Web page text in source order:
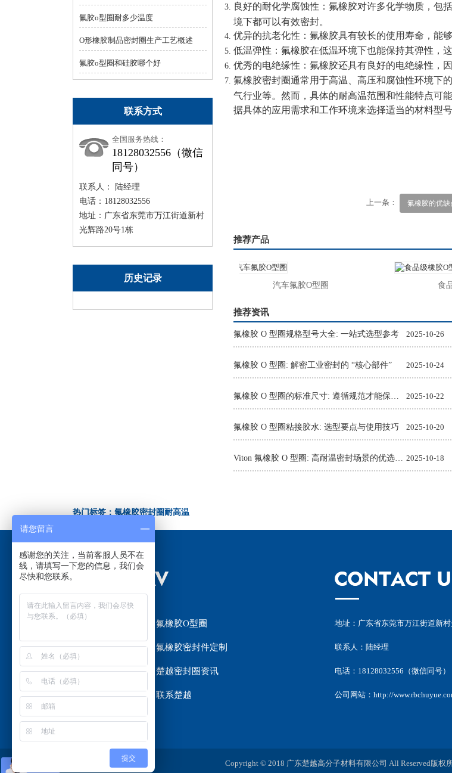
氟胶o型圈耐多少温度
O形橡胶制品密封圈生产工艺概述
氟胶o型圈和硅胶哪个好
联系方式
全国服务热线：
18128032556（微信
同号）
联系人： 陆经理
电话：18128032556
地址：广东省东莞市万江街道新村
光辉路20号1栋
历史记录
良好的耐化学腐蚀性：氟橡胶对许多化学物质，包
境下都可以有效密封。
优异的抗老化性：氟橡胶具有较长的使用寿命，能
低温弹性：氟橡胶在低温环境下也能保持其弹性，
优秀的电绝缘性：氟橡胶还具有良好的电绝缘性，
氟橡胶密封圈通常用于高温、高压和腐蚀性环境下
气行业等。然而，具体的耐高温范围和性能特点可
据具体的应用需求和工作环境来选择适当的材料型号
上一条： 氟橡胶的优缺
推荐产品
26氟硅橡胶O型密封圈 汽车氟胶O型圈 食品
推荐资讯
氟橡胶 O 型圈规格型号大全: 一站式选型参考 2025-10-26
氟橡胶 O 型圈: 解密工业密封的 “核心部件” 2025-10-24
氟橡胶 O 型圈的标准尺寸: 遵循规范才能保障密封效果 2025-10-22
氟橡胶 O 型圈粘接胶水: 选型要点与使用技巧 2025-10-20
Viton 氟橡胶 O 型圈: 高耐温密封场景的优选解决方案 2025-10-18
热门标签：氟橡胶密封圈耐高温
氟橡胶O型圈
氟橡胶密封圈 氟橡胶密封件定制
楚越密封圈选材 楚越密封圈资讯
关于楚越 联系楚越
地址：广东省东莞市万江街道新
联系人：陆经理
电话：18128032556（微信同号）
公司网站： http://
Copyright © 2018 广东楚越高分子材料有限公司 All Reserved版权
请您留言
感谢您的关注，当前客服人员不在
线，请填写一下您的信息，我们会
尽快和您联系。
提交